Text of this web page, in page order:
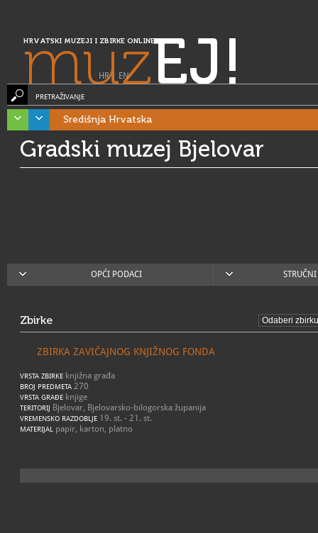
HRVATSKI MUZEJI I ZBIRKE ONLINE
muzEJ!
HR| EN
PRETRAŽIVANJE
Središnja Hrvatska
Gradski muzej Bjelovar
OPĆI PODACI
Zbirke
ZBIRKA ZAVIČAJNOG KNJIŽNOG FONDA
VRSTA ZBIRKE knjižna građa
BROJ PREDMETA 270
VRSTA GRAĐE knjige
TERITORIJ Bjelovar, Bjelovarsko-bilogorska županija
VREMENSKO RAZDOBLJE 19. st. - 21. st.
MATERIJAL papir, karton, platno